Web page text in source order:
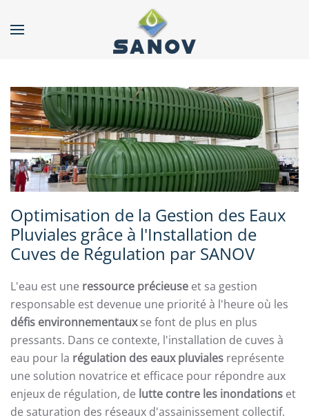
Accéder au contenu principal
Optimisation de la Gestion des Eaux
Pluviales grâce à l'Installation de
Cuves de Régulation par SANOV
L'eau est une ressource précieuse et sa gestion
responsable est devenue une priorité à l'heure où les
défis environnementauxse font de plus en plus
pressants. Dans ce contexte, l'installation de cuves à
eau pour la régulation des eaux pluviales représente
une solution novatrice et efficace pour répondre aux
enjeux de régulation, de lutte contre les inondations et
de saturation des réseaux d'assainissement collectif.